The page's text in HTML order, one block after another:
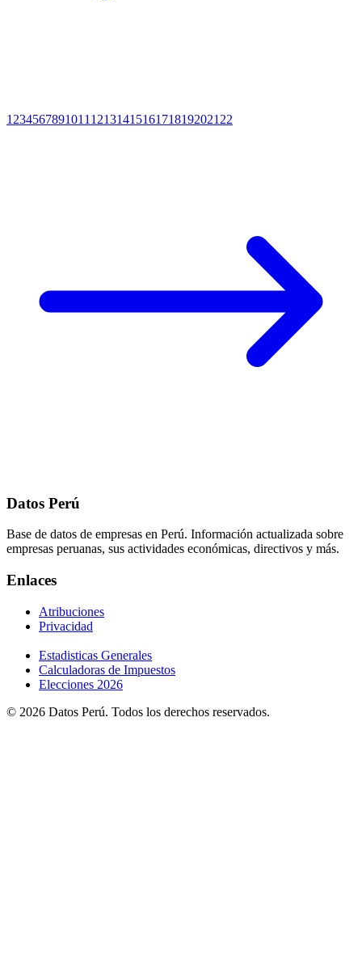
1 234567891011 12131415161718192021 22
Datos Perú
Base de datos de empresas en Perú. Información actualizada sobre
empresas peruanas, sus actividades económicas, directivos y más.
Enlaces
Atribuciones
Privacidad
Estadisticas Generales
Calculadoras de Impuestos
Elecciones 2026
© 2026 Datos Perú. Todos los derechos reservados.